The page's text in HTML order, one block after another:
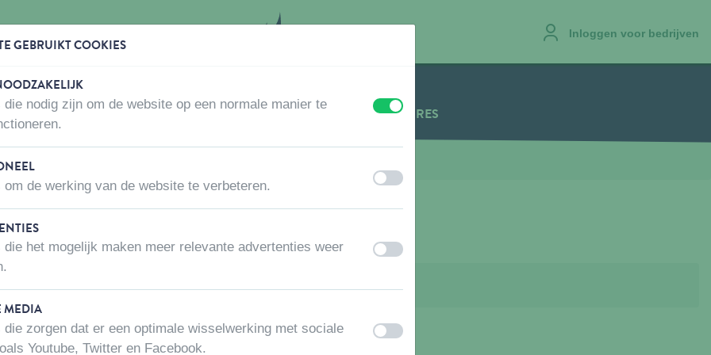
Inloggen voor bedrijven
WAAR KOPEN OVER ONS CONTACTEER ONS VACATURES
ACCESSOIRES
GEBRUIKT COOKIES
die nodig zijn om de website op een normale manier te
uitaan
om de werking van de website te verbeteren. uit aan
die het mogelijk maken meer relevante advertenties weer
uitaan
MEDIA
die zorgen dat er een optimale wisselwerking met sociale
Youtube, Twitter en Facebook.
uit aan